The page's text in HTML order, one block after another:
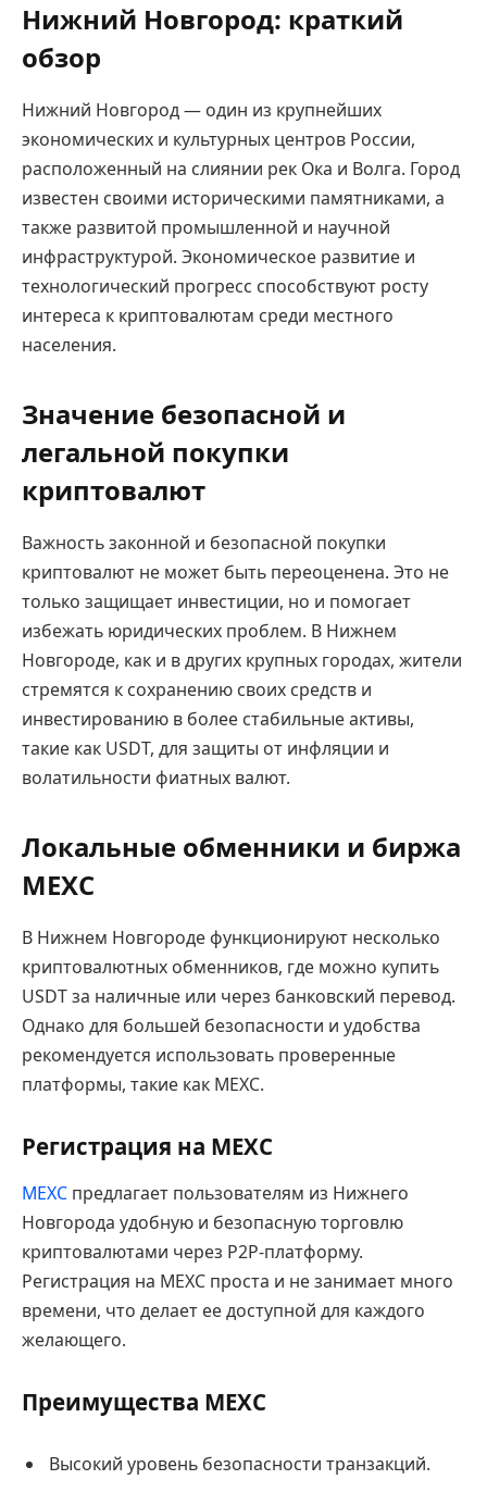
Нижний Новгород: краткий
обзор
Нижний Новгород — один из крупнейших
экономических и культурных центров России,
расположенный на слиянии рек Ока и Волга. Город
известен своими историческими памятниками, а
также развитой промышленной и научной
инфраструктурой. Экономическое развитие и
технологический прогресс способствуют росту
интереса к криптовалютам среди местного
населения.
Значение безопасной и
легальной покупки
криптовалют
Важность законной и безопасной покупки
криптовалют не может быть переоценена. Это не
только защищает инвестиции, но и помогает
избежать юридических проблем. В Нижнем
Новгороде, как и в других крупных городах, жители
стремятся к сохранению своих средств и
инвестированию в более стабильные активы,
такие как USDT, для защиты от инфляции и
волатильности фиатных валют.
Локальные обменники и биржа
MEXC
В Нижнем Новгороде функционируют несколько
криптовалютных обменников, где можно купить
USDT за наличные или через банковский перевод.
Однако для большей безопасности и удобства
рекомендуется использовать проверенные
платформы, такие как MEXC.
Регистрация на MEXC
MEXC предлагает пользователям из Нижнего
Новгорода удобную и безопасную торговлю
криптовалютами через P2P-платформу.
Регистрация на MEXC проста и не занимает много
времени, что делает ее доступной для каждого
желающего.
Преимущества MEXC
Высокий уровень безопасности транзакций.